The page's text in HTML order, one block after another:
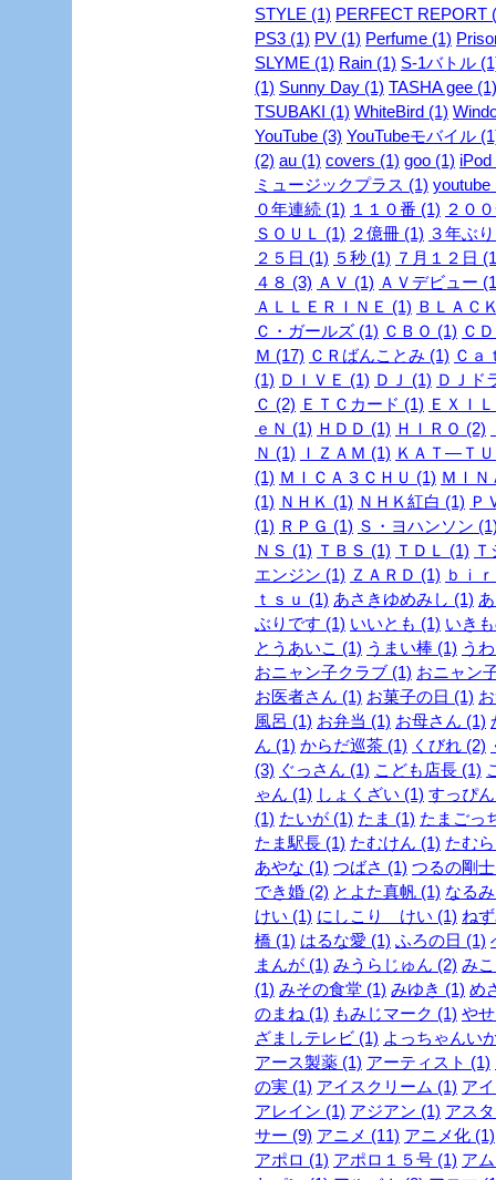
STYLE (1) PERFECT REPORT
PS3 (1) PV (1) Perfume (1)
SLYME (1) Rain (1) S-1バトル
(1) Sunny Day (1) TASHA gee (1)
TSUBAKI (1) WhiteBird (1)
YouTube (3) YouTubeモバイル
(2) au (1) covers (1) goo (1) iPod
ミュージックプラス (1) youtube
０年連続 (1) １１０番 (1) ２０
ＳＯＵＬ (1) ２億冊 (1) ３年ぶ
２５日 (1) ５秒 (1) ７月１２日
４８ (3) ＡＶ (1) ＡＶデビュー
ＡＬＬＥＲＩＮＥ (1) ＢＬＡＣ
Ｃ・ガールズ (1) ＣＢＯ (1) Ｃ
Ｍ (17) ＣＲばんことみ (1) Ｃａ
(1) ＤＩＶＥ (1) ＤＪ (1) ＤＪド
Ｃ (2) ＥＴＣカード (1) ＥＸＩ
ｅＮ (1) ＨＤＤ (1) ＨＩＲＯ (2)
Ｎ (1)
ＩＺＡＭ (1) ＫＡＴ―Ｔ
(1) ＭＩＣＡ３ＣＨＵ (1) ＭＩＮ
(1) ＮＨＫ (1) ＮＨＫ紅白 (1) Ｐ
(1) ＲＰＧ (1) Ｓ・ヨハンソン
ＮＳ (1) ＴＢＳ (1) ＴＤＬ (1)
エンジン (1) ＺＡＲＤ (1) ｂｉ
ｔｓｕ (1) あさきゆめみし (1)
ぶりです (1) いいとも (1) いき
とうあいこ (1) うまい棒 (1) う
おニャン子クラブ (1) おニャン
お医者さん (1) お菓子の日 (1)
風呂 (1) お弁当 (1) お母さん (1)
ん (1) からだ巡茶 (1) くびれ (2)
(3) ぐっさん (1) こども店長 (1)
ゃん (1) しょくざい (1) すっぴ
(1) たいが (1) たま (1) たまごっ
たま駅長 (1) たむけん (1) たむ
あやな (1) つばさ (1) つるの剛
でき婚 (2) とよた真帆 (1) なる
けい (1) にしこり けい (1) ね
橋 (1) はるな愛 (1) ふろの日 (1)
まんが (1) みうらじゅん (2) み
(1) みその食堂 (1) みゆき (1) め
のまね (1) もみじマーク (1) や
ざましテレビ (1) よっちゃんい
アース製薬 (1) アーティスト (1)
の実 (1) アイスクリーム (1) ア
アレイン (1) アジアン (1) アス
サー (9) アニメ (11) アニメ化 (1)
アポロ (1) アポロ１５号 (1) ア